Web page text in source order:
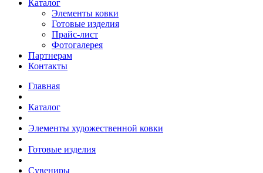
Каталог
Элементы ковки
Готовые изделия
Прайс-лист
Фотогалерея
Партнерам
Контакты
Главная
Каталог
Элементы художественной ковки
Готовые изделия
Сувениры